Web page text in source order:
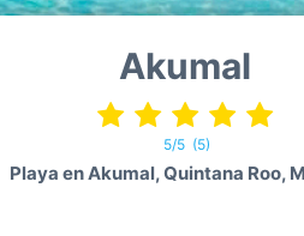
Akumal
5/5 (5)
Playa en Akumal, Quintana Roo,